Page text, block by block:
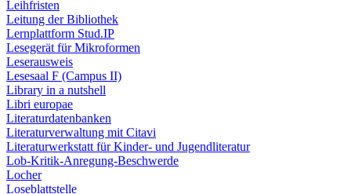
Leihfristen
Leitung der Bibliothek
Lernplattform Stud.IP
Lesegerät für Mikroformen
Leserausweis
Lesesaal F (Campus II)
Library in a nutshell
Libri europae
Literaturdatenbanken
Literaturverwaltung mit Citavi
Literaturwerkstatt für Kinder- und Jugendliteratur
Lob-Kritik-Anregung-Beschwerde
Locher
Loseblattstelle